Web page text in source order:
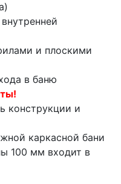
и плоскими
в баню
конструкции и
каркасной бани
100 мм входит в